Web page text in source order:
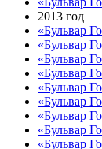
2013 год
«Бульвар
«Бульвар
«Бульвар
«Бульвар
«Бульвар
«Бульвар
«Бульвар
«Бульвар
«Бульвар